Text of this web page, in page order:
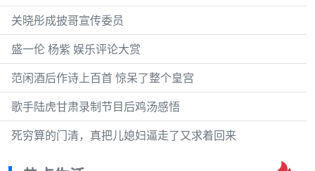
关晓彤成披哥宣传委员
盛一伦 杨紫 娱乐评论大赏
范闲酒后作诗上百首 惊呆了整个皇宫
歌手陆虎甘肃录制节目后鸡汤感悟
死穷算的门清，真把儿媳妇逼走了又求着回来